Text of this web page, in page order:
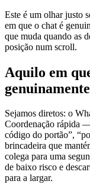
Este é um olhar justo
em que o chat é
que muda quando as
posição num scroll.
Aquilo em
Sejamos diretos: o
Coordenação rápida
código do portão”,
brincadeira que
colega para uma
de baixo risco e
para a largar.